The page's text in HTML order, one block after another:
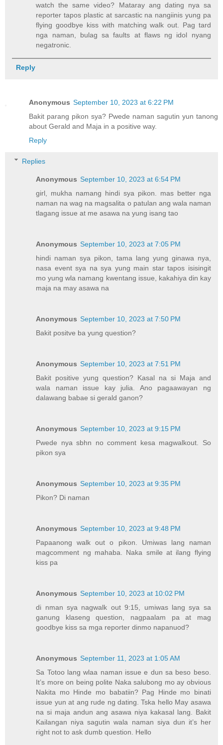
watch the same video? Mataray ang dating nya sa
reporter tapos plastic at sarcastic na nangiinis yung pa
flying goodbye kiss with matching walk out. Pag tard
nga naman, bulag sa faults at flaws ng idol nyang
negatronic.
Reply
Anonymous September 10, 2023 at 6:22 PM
Bakit parang pikon sya? Pwede naman sagutin yun tanong
about Gerald and Maja in a positive way.
Reply
Replies
Anonymous September 10, 2023 at 6:54 PM
girl, mukha namang hindi sya pikon. mas better nga
naman na wag na magsalita o patulan ang wala naman
tlagang issue at me asawa na yung isang tao
Anonymous September 10, 2023 at 7:05 PM
hindi naman sya pikon, tama lang yung ginawa nya,
nasa event sya na sya yung main star tapos isisingit
mo yung wla namang kwentang issue, kakahiya din kay
maja na may asawa na
Anonymous September 10, 2023 at 7:50 PM
Bakit positve ba yung question?
Anonymous September 10, 2023 at 7:51 PM
Bakit positive yung question? Kasal na si Maja and
wala naman issue kay julia. Ano pagaawayan ng
dalawang babae si gerald ganon?
Anonymous September 10, 2023 at 9:15 PM
Pwede nya sbhn no comment kesa magwalkout. So
pikon sya
Anonymous September 10, 2023 at 9:35 PM
Pikon? Di naman
Anonymous September 10, 2023 at 9:48 PM
Papaanong walk out o pikon. Umiwas lang naman
magcomment ng mahaba. Naka smile at ilang flying
kiss pa
Anonymous September 10, 2023 at 10:02 PM
di nman sya nagwalk out 9:15, umiwas lang sya sa
ganung klaseng question, nagpaalam pa at mag
goodbye kiss sa mga reporter dinmo napanuod?
Anonymous September 11, 2023 at 1:05 AM
Sa Totoo lang wlaa naman issue e dun sa beso beso.
It’s more on being polite Naka salubong mo ay obvious
Nakita mo Hinde mo babatiin? Pag Hinde mo binati
issue yun at ang rude ng dating. Tska hello May asawa
na si maja andun ang asawa niya kakasal lang. Bakit
Kailangan niya sagutin wala naman siya dun it’s her
right not to ask dumb question. Hello